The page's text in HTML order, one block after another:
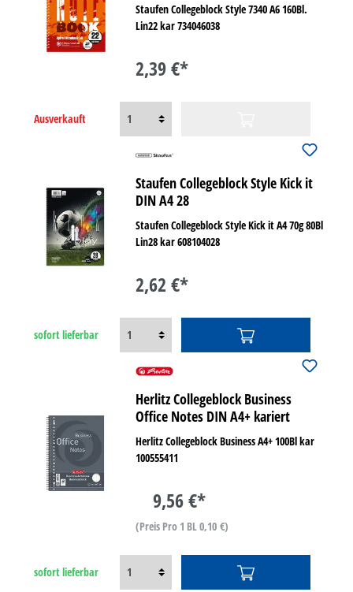
Staufen Collegeblock Style 7340 A6 160Bl.
Lin22 kar 734046038
2,39 €*
Ausverkauft
Staufen Collegeblock Style Kick it
DIN A4 28
Staufen Collegeblock Style Kick it A4 70g 80Bl
Lin28 kar 608104028
2,62 €*
sofort lieferbar
Herlitz Collegeblock Business
Office Notes DIN A4+ kariert
Herlitz Collegeblock Business A4+ 100Bl kar
100555411
9,56 €*
(Preis Pro 1 BL 0,10 €)
sofort lieferbar